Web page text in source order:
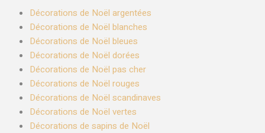
Décorations de Noël argentées
Décorations de Noël blanches
Décorations de Noël bleues
Décorations de Noël dorées
Décorations de Noël pas cher
Décorations de Noël rouges
Décorations de Noël scandinaves
Décorations de Noël vertes
Décorations de sapins de Noël